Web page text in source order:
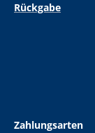
Rückgabe
Zahlungsarten